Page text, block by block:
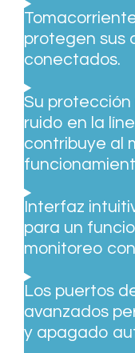
protegen sus
conectados.
Su
ruido en la
contribuye al
Interfaz
para un
monitoreo
Los puertos
avanzados
y apagado